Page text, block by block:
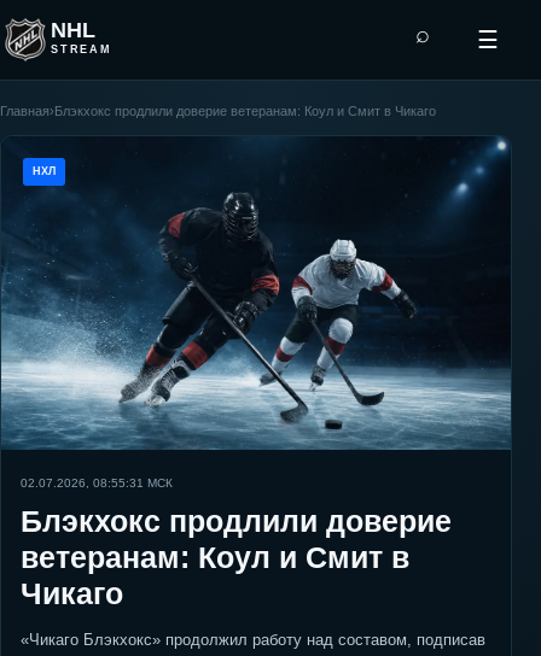
NHL
STREAM
⌕ ☰
Главная›Блэкхокс продлили доверие ветеранам: Коул и Смит в Чикаго
НХЛ
02.07.2026, 08:55:31 МСК
Блэкхокс продлили доверие
ветеранам: Коул и Смит в
Чикаго
«Чикаго Блэкхокс» продолжил работу над составом, подписав